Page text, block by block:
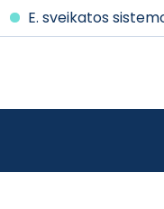
E. sveikatos